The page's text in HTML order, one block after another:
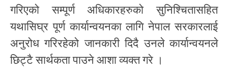
गरिएको सम्पूर्ण अधिकारहरुको सुनिश्चितासहित
यथासिघ्र पूर्ण कार्यान्वयनका लागि नेपाल सरकारलाई
अनुरोध गरिरहेको जानकारी दिदै उनले कार्यान्वयनले
छिट्टै सार्थकता पाउने आशा व्यक्त गरे ।